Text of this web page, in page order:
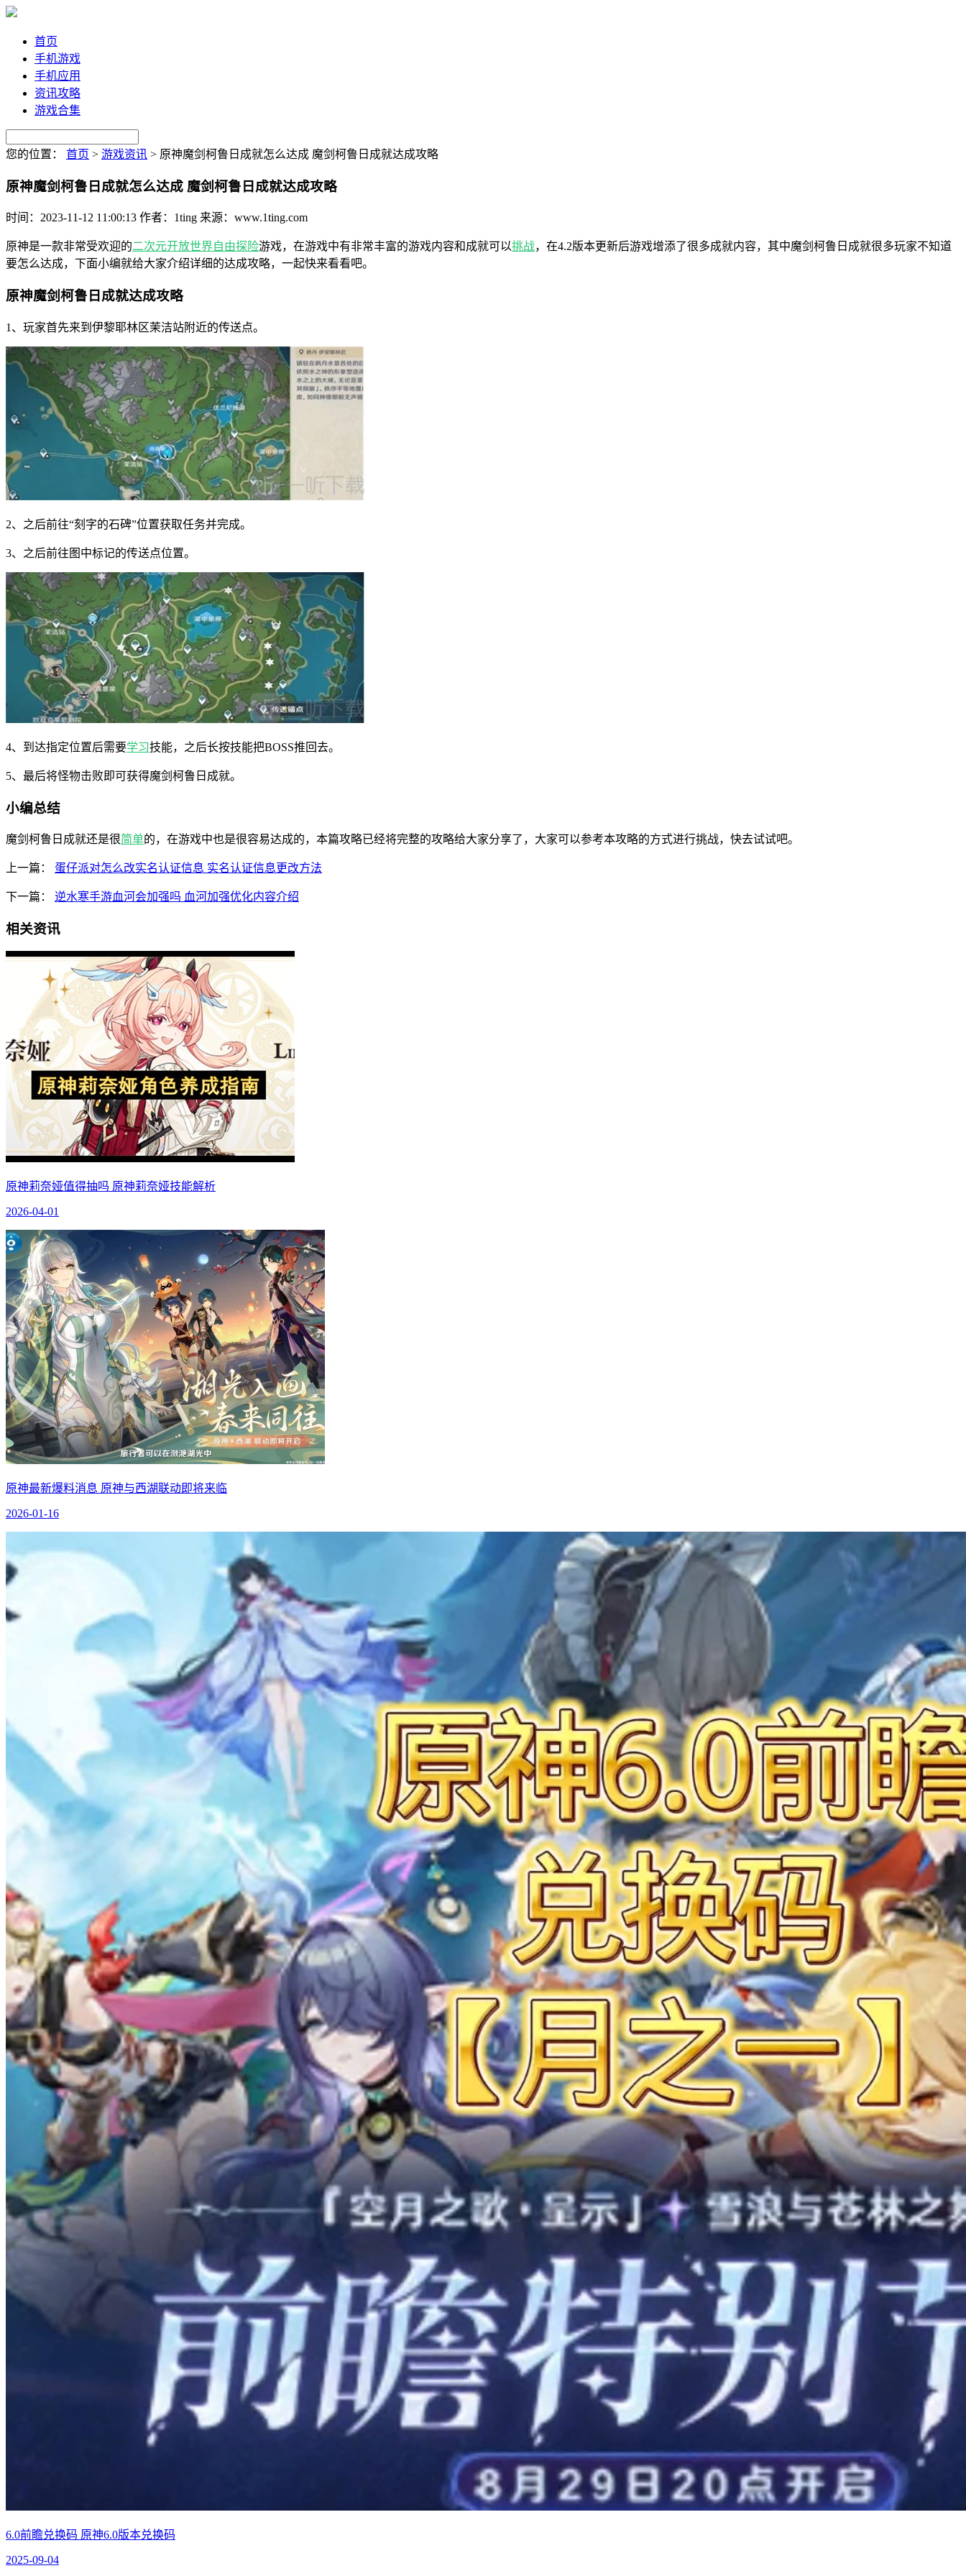
首页
手机游戏
手机应用
资讯攻略
游戏合集
您的位置： 首页 > 游戏资讯 > 原神魔剑柯鲁日成就怎么达成 魔剑柯鲁日成就达成攻略
原神魔剑柯鲁日成就怎么达成 魔剑柯鲁日成就达成攻略
时间：2023-11-12 11:00:13 作者：1ting 来源：www.1ting.com
原神是一款非常受欢迎的二次元开放世界自由探险游戏，在游戏中有非常丰富的游戏内容和成就可以挑战，在4.2版本更新后游戏增添了很多成就内容，其中魔剑柯鲁日成就很多玩家不知道
要怎么达成，下面小编就给大家介绍详细的达成攻略，一起快来看看吧。
原神魔剑柯鲁日成就达成攻略
1、玩家首先来到伊黎耶林区茉洁站附近的传送点。
2、之后前往“刻字的石碑”位置获取任务并完成。
3、之后前往图中标记的传送点位置。
4、到达指定位置后需要学习技能，之后长按技能把BOSS推回去。
5、最后将怪物击败即可获得魔剑柯鲁日成就。
小编总结
魔剑柯鲁日成就还是很简单的，在游戏中也是很容易达成的，本篇攻略已经将完整的攻略给大家分享了，大家可以参考本攻略的方式进行挑战，快去试试吧。
上一篇： 蛋仔派对怎么改实名认证信息 实名认证信息更改方法
下一篇： 逆水寒手游血河会加强吗 血河加强优化内容介绍
相关资讯
原神莉奈娅值得抽吗 原神莉奈娅技能解析
2026-04-01
原神最新爆料消息 原神与西湖联动即将来临
2026-01-16
6.0前瞻兑换码 原神6.0版本兑换码
2025-09-04